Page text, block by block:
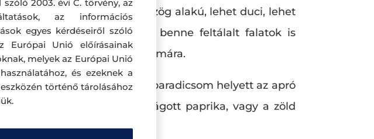
Lehet a szendvics háromszög alakú, lehet duci, lehet
jobban megeszik. A benne feltálalt falatok is
vághatjuk vicces formára.
textúrájával is. Nagy paradicsom helyett az apró
lehet a sárga apróra vágott paprika, vagy a zöld
2003. évi C. törvény, az
az információs
egyes kérdéseiről szóló
Európai Unió előírásainak
melyek az Európai Unió
és ezeknek a
történő tárolásához